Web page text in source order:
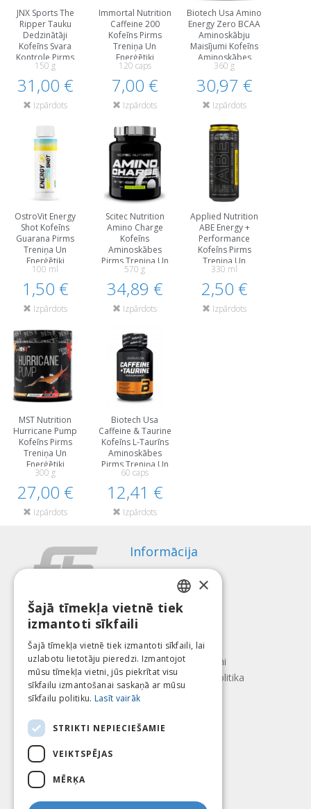
JNX Sports The
Ripper Tauku
Dedzinātāji
Kofeīns Svara
Kontrole Pirms
Treniņa Un
Еnerģētiķi
150 g
31,00 €
Izpārdots
Immortal Nutrition
Caffeine 200
Kofeīns Pirms
Treniņa Un
Еnerģētiķi
120 caps
7,00 €
Izpārdots
Biotech Usa Amino
Energy Zero BCAA
Aminoskābju
Maisījumi Kofeīns
Aminoskābes
Treniņa Laikā
360 g
30,97 €
Izpārdots
OstroVit Energy
Shot Kofeīns
Guarana Pirms
Treniņa Un
Еnerģētiķi
100 ml
1,50 €
Izpārdots
Scitec Nutrition
Amino Charge
Kofeīns
Aminoskābes
Pirms Treniņa Un
Еnerģētiķi
570 g
34,89 €
Izpārdots
Applied Nutrition
ABE Energy +
Performance
Kofeīns Pirms
Treniņa Un
Еnerģētiķi
330 ml
2,50 €
Izpārdots
MST Nutrition
Hurricane Pump
Kofeīns Pirms
Treniņa Un
Еnerģētiķi
300 g
27,00 €
Izpārdots
Biotech Usa
Caffeine & Taurine
Kofeīns L-Taurīns
Aminoskābes
Pirms Treniņa Un
Еnerģētiķi
60 caps
12,41 €
Izpārdots
Informācija
Apmaksas veidi
Atteikuma tiesības
Par mums
Kontakti
Lietošanas noteikumi
Konfidencialitātes politika
Seko mums Atrodi mūs
Mēs pieņēmam
LATVIAN
LITHUANIAN
ESTONIAN
×
Šajā tīmekļa vietnē tiek
izmantoti sīkfaili
Šajā tīmekļa vietnē tiek izmantoti sīkfaili, lai
uzlabotu lietotāju pieredzi. Izmantojot
mūsu tīmekļa vietni, jūs piekrītat visu
sīkfailu izmantošanai saskaņā ar mūsu
sīkfailu politiku. Lasīt vairāk
STRIKTI NEPIECIEŠAMIE
VEIKTSPĒJAS
MĒRĶA